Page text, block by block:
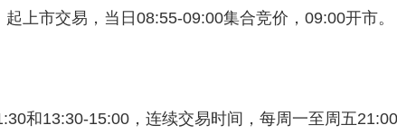
上市交易，当日08:55-09:00集合竞价，09:00开市。
和13:30-15:00，连续交易时间，每周一至周五